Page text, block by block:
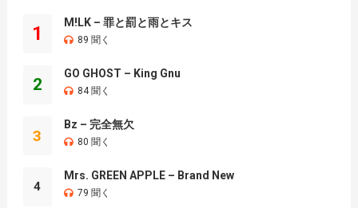
1
M!LK – 罪と罰と雨とキス
89 聞く
2
GO GHOST – King Gnu
84 聞く
3
Bz – 完全無欠
80 聞く
4
Mrs. GREEN APPLE – Brand New
79 聞く